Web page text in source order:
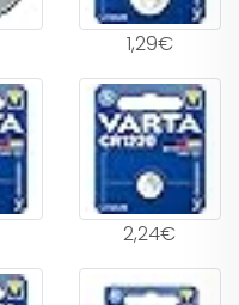
1,29€
2,24€